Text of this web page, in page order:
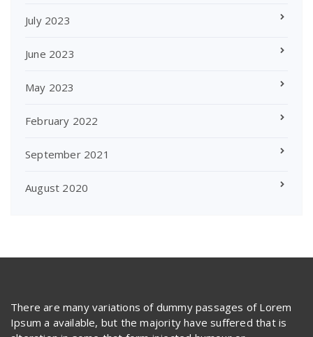
July 2023
June 2023
May 2023
February 2022
September 2021
August 2020
There are many variations of dummy passages of Lorem
Ipsum a available, but the majority have suffered that is